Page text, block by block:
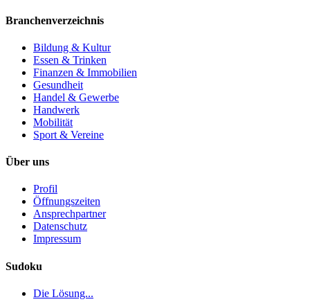
Branchenverzeichnis
Bildung & Kultur
Essen & Trinken
Finanzen & Immobilien
Gesundheit
Handel & Gewerbe
Handwerk
Mobilität
Sport & Vereine
Über uns
Profil
Öffnungszeiten
Ansprechpartner
Datenschutz
Impressum
Sudoku
Die Lösung...